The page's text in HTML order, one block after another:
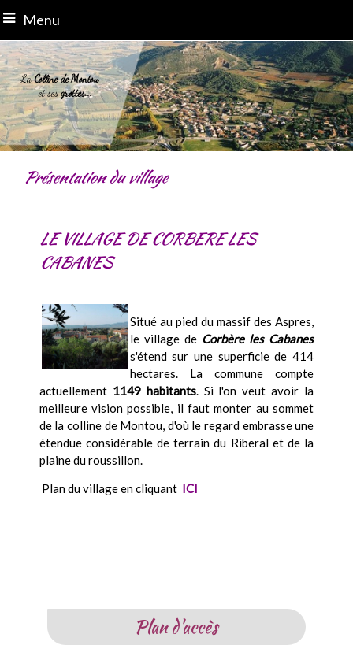
Menu
LaColline de Montou
et sesgrottes...
Présentation du village
LE VILLAGE DE CORBERE LES
CABANES
Situé au pied du massif des Aspres,
le village de Corbère les Cabanes
s'étend sur une superficie de 414
hectares. La commune compte
actuellement 1149 habitants.Si l'on veut avoir la
meilleure vision possible, il faut monter au sommet
de la colline de Montou, d'où le regard embrasse une
étendue considérable de terrain du Riberal et de la
plaine du roussillon.
Plan du village en cliquant ICI
Plan d'accès